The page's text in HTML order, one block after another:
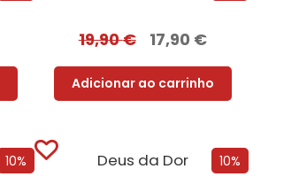
19,90€ 17,90 €
Adicionar ao carrinho
10%
PACK THE WITCHER – Oferta de A Torre dos Loucos 10%
Deus da Dor